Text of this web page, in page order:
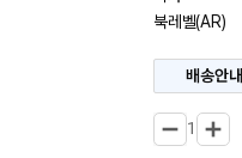
북레벨(AR)
배송안내
1